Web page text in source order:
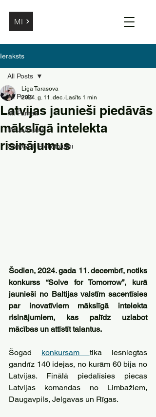
MI
Ieraksts
All Posts
MI Pamati
MI Jaunumi
ChatGPT Pielietojumi
All Posts
Latvijas jaunieši piedāvās
mākslīgā intelekta
risinājumus
Liga Tarasova
2024. g. 11. dec. Lasīts 1 min
Šodien, 2024. gada 11. decembrī, notiks
konkurss “Solve for Tomorrow”, kurā
jaunieši no Baltijas valstīm sacentīsies
par inovatīviem mākslīgā intelekta
risinājumiem, kas palīdz uzlabot
mācības un attīstīt talantus.
Šogad konkursam tika iesniegtas
gandrīz 140 idejas, no kurām 60 bija no
Latvijas. Finālā piedalīsies piecas
Latvijas komandas no Limbažiem,
Daugavpils, Jelgavas un Rīgas.